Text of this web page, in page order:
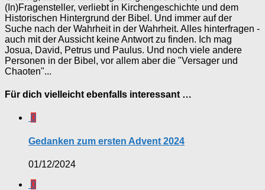
(In)Fragensteller, verliebt in Kirchengeschichte und dem
Historischen Hintergrund der Bibel. Und immer auf der
Suche nach der Wahrheit in der Wahrheit. Alles hinterfragen -
auch mit der Aussicht keine Antwort zu finden. Ich mag
Josua, David, Petrus und Paulus. Und noch viele andere
Personen in der Bibel, vor allem aber die "Versager und
Chaoten"...
Für dich vielleicht ebenfalls interessant …
0
Gedanken zum ersten Advent 2024
01/12/2024
0